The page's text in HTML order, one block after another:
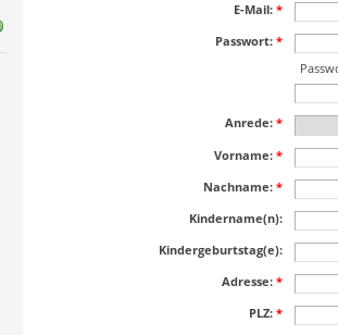
E-Mail: *
Passwort: *
Anrede: *
Vorname: *
Nachname: *
Kindername(n):
Kindergeburtstag(e):
Adresse: *
PLZ: *